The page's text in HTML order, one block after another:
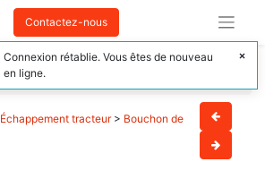
Contactez-nous
Échappement tracteur> Bouchon de
Connexion rétablie. Vous êtes de nouveau
en ligne.